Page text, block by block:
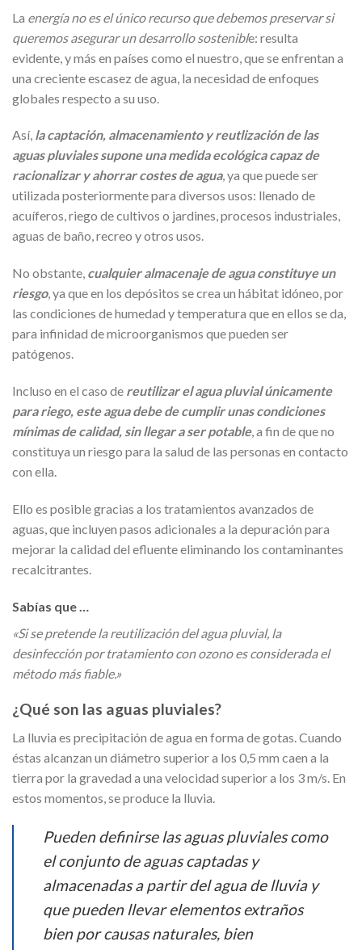
La energía no es el único recurso que debemos preservar si
queremos asegurar un desarrollo sostenible: resulta
evidente, y más en países como el nuestro, que se enfrentan a
una creciente escasez de agua, la necesidad de enfoques
globales respecto a su uso.
Así, la captación, almacenamiento y reutlización de las
aguas pluviales supone una medida ecológica capaz de
racionalizar y ahorrar costes de agua, ya que puede ser
utilizada posteriormente para diversos usos: llenado de
acuíferos, riego de cultivos o jardines, procesos industriales,
aguas de baño, recreo y otros usos.
No obstante, cualquier almacenaje de agua constituye un
riesgo, ya que en los depósitos se crea un hábitat idóneo, por
las condiciones de humedad y temperatura que en ellos se da,
para infinidad de microorganismos que pueden ser
patógenos.
Incluso en el caso de reutilizar el agua pluvial únicamente
para riego, este agua debe de cumplir unas condiciones
mínimas de calidad, sin llegar a ser potable, a fin de que no
constituya un riesgo para la salud de las personas en contacto
con ella.
Ello es posible gracias a los tratamientos avanzados de
aguas, que incluyen pasos adicionales a la depuración para
mejorar la calidad del efluente eliminando los contaminantes
recalcitrantes.
Sabías que …
«Si se pretende la reutilización del agua pluvial, la
desinfección por tratamiento con ozono es considerada el
método más fiable.»
¿Qué son las aguas pluviales?
La lluvia es precipitación de agua en forma de gotas. Cuando
éstas alcanzan un diámetro superior a los 0,5 mm caen a la
tierra por la gravedad a una velocidad superior a los 3 m/s. En
estos momentos, se produce la lluvia.
Pueden definirse las aguas pluviales como
el conjunto de aguas captadas y
almacenadas a partir del agua de lluvia y
que pueden llevar elementos extraños
bien por causas naturales, bien